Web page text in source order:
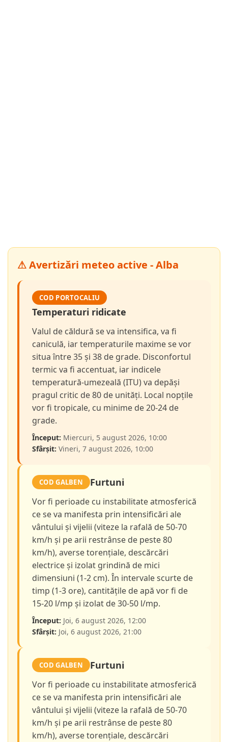
⚠ Avertizări meteo active - Alba
COD PORTOCALIU
Temperaturi ridicate
Valul de căldură se va intensifica, va fi
caniculă, iar temperaturile maxime se vor
situa între 35 și 38 de grade. Disconfortul
termic va fi accentuat, iar indicele
temperatură-umezeală (ITU) va depăși
pragul critic de 80 de unități. Local nopțile
vor fi tropicale, cu minime de 20-24 de
grade.
Început: Miercuri, 5 august 2026, 10:00
Sfârșit: Vineri, 7 august 2026, 10:00
COD GALBEN Furtuni
Vor fi perioade cu instabilitate atmosferică
ce se va manifesta prin intensificări ale
vântului și vijelii (viteze la rafală de 50-70
km/h și pe arii restrânse de peste 80
km/h), averse torențiale, descărcări
electrice și izolat grindină de mici
dimensiuni (1-2 cm). În intervale scurte de
timp (1-3 ore), cantitățile de apă vor fi de
15-20 l/mp și izolat de 30-50 l/mp.
Început: Joi, 6 august 2026, 12:00
Sfârșit: Joi, 6 august 2026, 21:00
COD GALBEN Furtuni
Vor fi perioade cu instabilitate atmosferică
ce se va manifesta prin intensificări ale
vântului și vijelii (viteze la rafală de 50-70
km/h și pe arii restrânse de peste 80
km/h), averse torențiale, descărcări